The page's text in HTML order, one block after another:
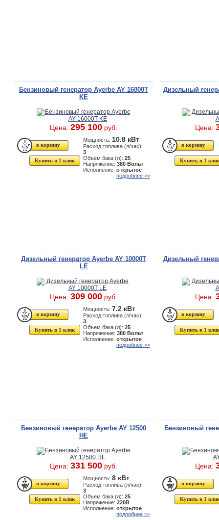
Бензиновый генератор Ayerbe AY 16000T
KE
Цена: 295 100 руб.
Купить в 1 клик
Мощность: 10.8 кВт
Расход топлива (л/час):
3
Объем бака (л): 25
Напряжение: 380 Вольт
Исполнение: открытое
подробнее >>
Дизельный
Цена:
Купить в 1
Дизельный генератор Ayerbe AY 10000T
LE
Цена: 309 000 руб.
Купить в 1 клик
Мощность: 7.2 кВт
Расход топлива (л/час):
3
Объем бака (л): 25
Напряжение: 380 Вольт
Исполнение: открытое
подробнее >>
Дизельный
Цена:
Купить в 1
Бензиновый генератор Ayerbe AY 12500
HE
Цена: 331 500 руб.
Купить в 1 клик
Мощность: 8 кВт
Расход топлива (л/час):
3
Объем бака (л): 25
Напряжение: 220В
Исполнение: открытое
подробнее >>
Бензиновый
Цена:
Купить в 1